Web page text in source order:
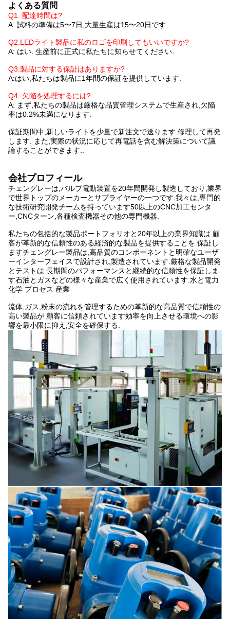
よくある質問
Q1. 配達時間は?
A: 試料の準備は5〜7日,大量生産は15〜20日です.
Q2.LEDライト製品に私のロゴを印刷してもいいですか?
A: はい. 生産前に正式に私たちに知らせてください.
Q3:製品に対する保証はありますか?
A:はい,私たちは製品に1年間の保証を提供しています.
Q4: 欠陥を処理するには?
A: まず,私たちの製品は厳格な品質管理システムで生産され,欠陥
率は0.2%未満になります.
保証期間中,新しいライトを少量で新注文で送ります.修理して再発
します. また,実際の状況に応じて再電話を含む解決策について議
論することができます..
会社プロフィール
チェングレーは,バルブ電動装置を20年間開発し製造しており,業界
で世界トップのメーカーとサプライヤーの一つです.我々は,専門的
な技術研究開発チームを持っています50以上のCNC加工センタ
ー,CNCターン,各種検査機器その他の専門機器.
私たちの包括的な製品ポートフォリオと20年以上の業界知識は 顧
客が革新的な信頼性のある経済的な製品を提供することを 保証し
ますチェングレー製品は,高品質のコンポーネントと明確なユーザ
ーインターフェイスで設計され,製造されています.厳格な製品開発
とテストは 長期間のパフォーマンスと継続的な信頼性を保証しま
す石油とガスなどの様々な産業で広く使用されています.水と電力
化学 プロセス 産業
流体,ガス,粉末の流れを管理するための革新的な高品質で信頼性の
高い製品が 顧客に信頼されています効率を向上させる環境への影
響を最小限に抑え,安全を確保する.